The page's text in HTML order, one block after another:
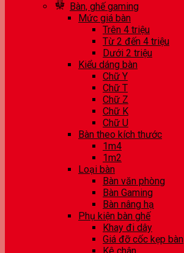
Bàn, ghế gaming
Mức giá bàn
Trên 4 triệu
Từ 2 đến 4 triệu
Dưới 2 triệu
Kiểu dáng bàn
Chữ Y
Chữ T
Chữ Z
Chữ K
Chữ U
Bàn theo kích thước
1m4
1m2
Loại bàn
Bàn văn phòng
Bàn Gaming
Bàn nâng hạ
Phụ kiện bàn ghế
Khay đi dây
Giá đỡ cốc kẹp bàn